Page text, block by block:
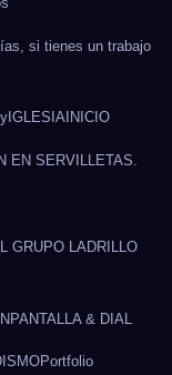
si tienes un trabajo
IGLESIAINICIO
EN SERVILLETAS.
GRUPO LADRILLO
PANTALLA & DIAL
Portfolio